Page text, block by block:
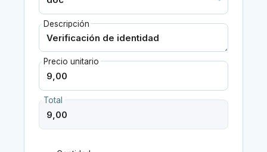
Descripción
Precio unitario
Total